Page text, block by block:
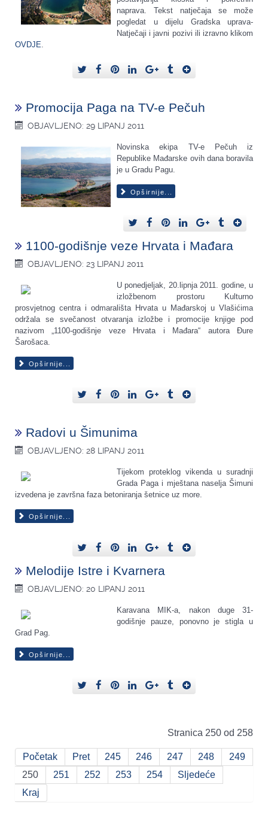
naprava. Tekst natječaja se može
pogledat u dijelu Gradska uprava-
Natječaji i javni pozivi ili izravno klikom
OVDJE.
Promocija Paga na TV-e Pečuh
OBJAVLJENO: 29 LIPANJ 2011
Novinska ekipa TV-e Pečuh iz
Republike Mađarske ovih dana boravila
je u Gradu Pagu.
Opširnije...
1100-godišnje veze Hrvata i Mađara
OBJAVLJENO: 23 LIPANJ 2011
U ponedjeljak, 20.lipnja 2011. godine, u
izložbenom prostoru Kulturno
prosvjetnog centra i odmarališta Hrvata u Mađarskoj u Vlašićima
održala se svečanost otvaranja izložbe i promocije knjige pod
nazivom „1100-godišnje veze Hrvata i Mađara“ autora Đure
Šarošaca.
Opširnije...
Radovi u Šimunima
OBJAVLJENO: 28 LIPANJ 2011
Tijekom proteklog vikenda u suradnji
Grada Paga i mještana naselja Šimuni
izvedena je završna faza betoniranja šetnice uz more.
Opširnije...
Melodije Istre i Kvarnera
OBJAVLJENO: 20 LIPANJ 2011
Karavana MIK-a, nakon duge 31-
godišnje pauze, ponovno je stigla u
Grad Pag.
Opširnije...
Stranica 250 od 258
Početak Pret 245 246 247 248
249
250
251 252 253 254
Sljedeće
Kraj